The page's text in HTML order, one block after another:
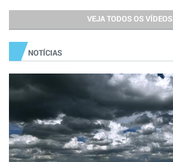
VEJA TODOS OS VÍDEOS
NOTÍCIAS